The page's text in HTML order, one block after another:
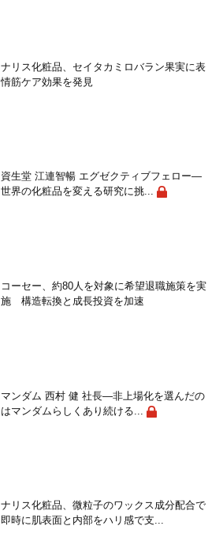
ナリス化粧品、セイタカミロバラン果実に表
情筋ケア効果を発見
資生堂 江連智暢 エグゼクティブフェロー―
世界の化粧品を変える研究に挑...
コーセー、約80人を対象に希望退職施策を実
施 構造転換と成長投資を加速
マンダム 西村 健 社長―非上場化を選んだの
はマンダムらしくあり続ける...
ナリス化粧品、微粒子のワックス成分配合で
即時に肌表面と内部をハリ感で支...